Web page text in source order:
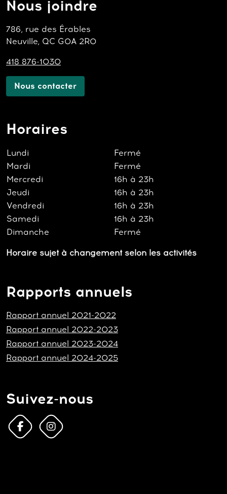
Nous joindre
786, rue des Érables
Neuville, QC G0A 2R0
418 876-1030
Nous contacter
Horaires
Lundi
Fermé
Mardi
Fermé
Mercredi
16h à 23h
Jeudi
16h à 23h
Vendredi
16h à 23h
Samedi
16h à 23h
Dimanche
Fermé
Horaire sujet à changement selon les activités
Rapports annuels
Rapport annuel 2021-2022
Rapport annuel 2022-2023
Rapport annuel 2023-2024
Rapport annuel 2024-2025
Suivez-nous